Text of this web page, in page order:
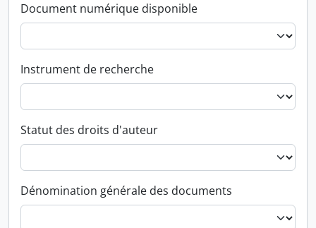
Document numérique disponible
Instrument de recherche
Statut des droits d'auteur
Dénomination générale des documents